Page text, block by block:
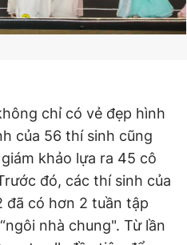
chỉ có vẻ đẹp hình
của 56 thí sinh cũng
khảo lựa ra 45 cô
đó, các thí sinh của
đã có hơn 2 tuần tập
nhà chung". Từ lần